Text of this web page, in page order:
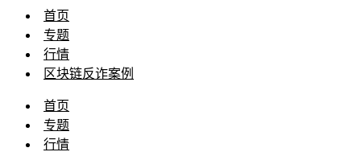
首页
专题
行情
区块链反诈案例
首页
专题
行情